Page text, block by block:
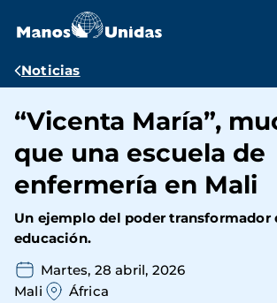
contenido
Ruta
navegación
Noticias
“Vicenta María”,
que una escuela de
enfermería en Mali
Un ejemplo del poder transformador
educación.
Martes, 28 abril, 2026
Mali
África